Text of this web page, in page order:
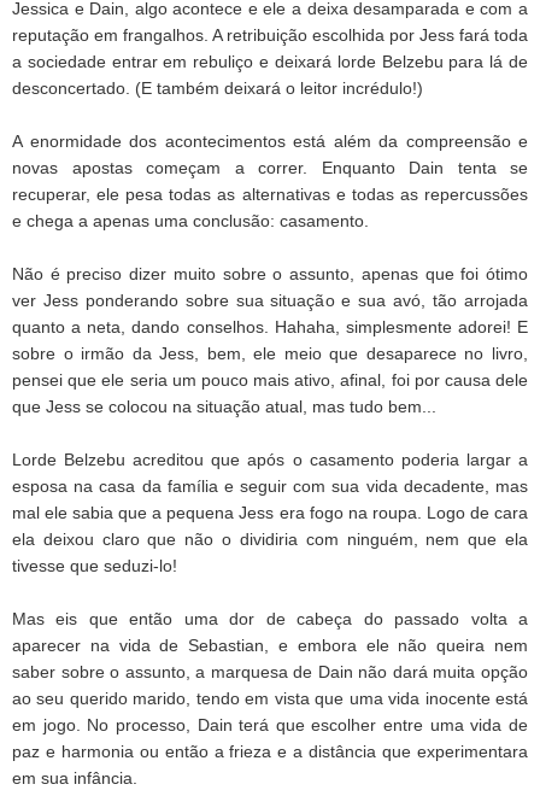
Jessica e Dain, algo acontece e ele a deixa desamparada e com a
reputação em frangalhos. A retribuição escolhida por Jess fará toda
a sociedade entrar em rebuliço e deixará lorde Belzebu para lá de
desconcertado. (E também deixará o leitor incrédulo!)
A enormidade dos acontecimentos está além da compreensão e
novas apostas começam a correr. Enquanto Dain tenta se
recuperar, ele pesa todas as alternativas e todas as repercussões
e chega a apenas uma conclusão: casamento.
Não é preciso dizer muito sobre o assunto, apenas que foi ótimo
ver Jess ponderando sobre sua situação e sua avó, tão arrojada
quanto a neta, dando conselhos. Hahaha, simplesmente adorei! E
sobre o irmão da Jess, bem, ele meio que desaparece no livro,
pensei que ele seria um pouco mais ativo, afinal, foi por causa dele
que Jess se colocou na situação atual, mas tudo bem...
Lorde Belzebu acreditou que após o casamento poderia largar a
esposa na casa da família e seguir com sua vida decadente, mas
mal ele sabia que a pequena Jess era fogo na roupa. Logo de cara
ela deixou claro que não o dividiria com ninguém, nem que ela
tivesse que seduzi-lo!
Mas eis que então uma dor de cabeça do passado volta a
aparecer na vida de Sebastian, e embora ele não queira nem
saber sobre o assunto, a marquesa de Dain não dará muita opção
ao seu querido marido, tendo em vista que uma vida inocente está
em jogo. No processo, Dain terá que escolher entre uma vida de
paz e harmonia ou então a frieza e a distância que experimentara
em sua infância.